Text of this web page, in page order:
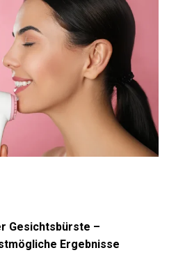
Gesichtsbürste –
Ergebnisse